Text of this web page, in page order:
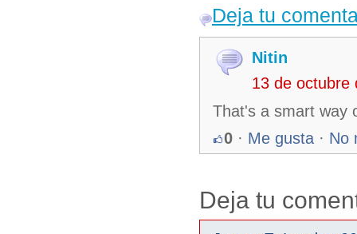
Deja tu
Nitin
13 de octubre
That's a smart way
0 · Me gusta · No
Deja tu